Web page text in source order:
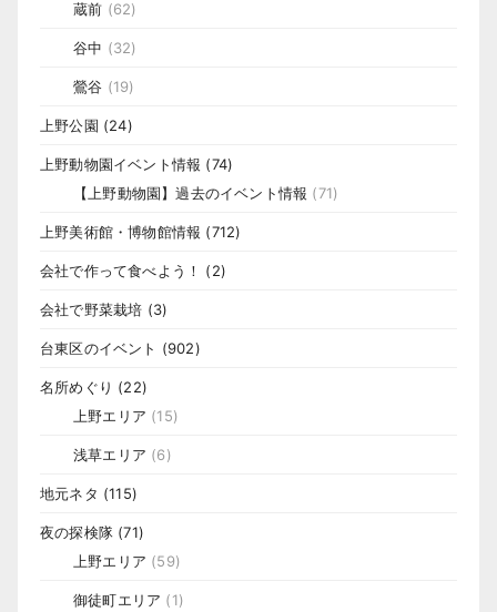
蔵前 (62)
谷中 (32)
鶯谷 (19)
上野公園 (24)
上野動物園イベント情報 (74)
【上野動物園】過去のイベント情報 (71)
上野美術館・博物館情報 (712)
会社で作って食べよう！ (2)
会社で野菜栽培 (3)
台東区のイベント (902)
名所めぐり (22)
上野エリア (15)
浅草エリア (6)
地元ネタ (115)
夜の探検隊 (71)
上野エリア (59)
御徒町エリア (1)